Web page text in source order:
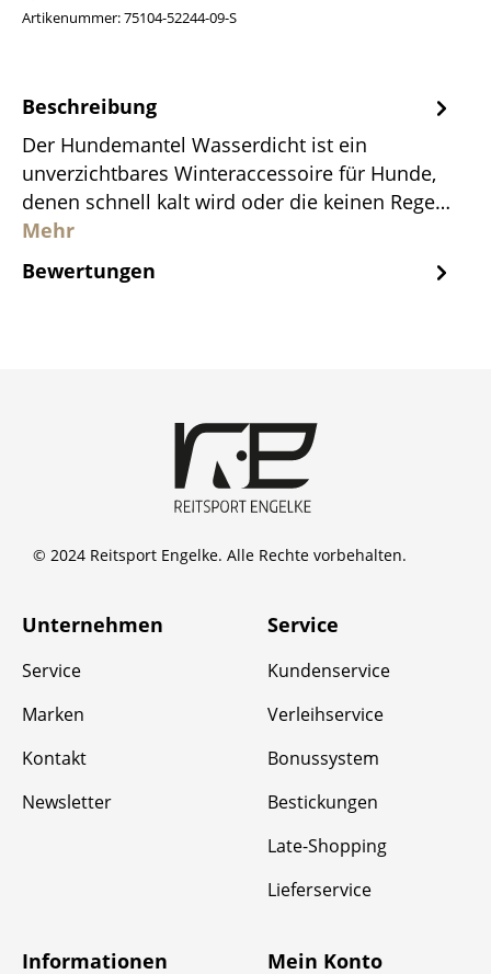
Artikenummer:75104-52244-09-S
Beschreibung
Der Hundemantel Wasserdicht ist ein
unverzichtbares Winteraccessoire für Hunde,
denen schnell kalt wird oder die keinen Rege…
Mehr
Bewertungen
© 2024 Reitsport Engelke. Alle Rechte vorbehalten.
Unternehmen
Service
Marken
Kontakt
Newsletter
Service
Kundenservice
Verleihservice
Bonussystem
Bestickungen
Late-Shopping
Lieferservice
Informationen Mein Konto